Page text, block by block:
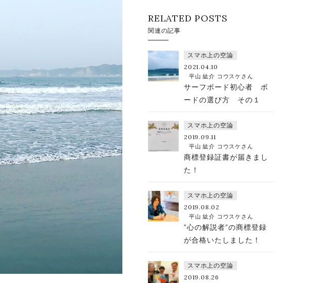
RELATED POSTS
関連の記事
スマホ上の空論
2021.04.10
平山 紘介 コウスケさん
サーフボード初心者 ボ
ードの選び方 その１
スマホ上の空論
2019.09.11
平山 紘介 コウスケさん
商標登録証書が届きまし
た！
スマホ上の空論
2019.08.02
平山 紘介 コウスケさん
”心の解説者”の商標登録
が合格いたしました！
スマホ上の空論
2019.08.26